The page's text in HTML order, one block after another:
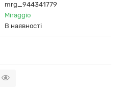
mrg_944341779
Miraggio
В наявності